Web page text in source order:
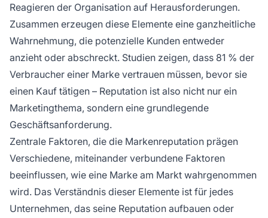
Reagieren der Organisation auf Herausforderungen.
Zusammen erzeugen diese Elemente eine ganzheitliche
Wahrnehmung, die potenzielle Kunden entweder
anzieht oder abschreckt. Studien zeigen, dass 81 % der
Verbraucher einer Marke vertrauen müssen, bevor sie
einen Kauf tätigen – Reputation ist also nicht nur ein
Marketingthema, sondern eine grundlegende
Geschäftsanforderung.
Zentrale Faktoren, die die Markenreputation prägen
Verschiedene, miteinander verbundene Faktoren
beeinflussen, wie eine Marke am Markt wahrgenommen
wird. Das Verständnis dieser Elemente ist für jedes
Unternehmen, das seine Reputation aufbauen oder